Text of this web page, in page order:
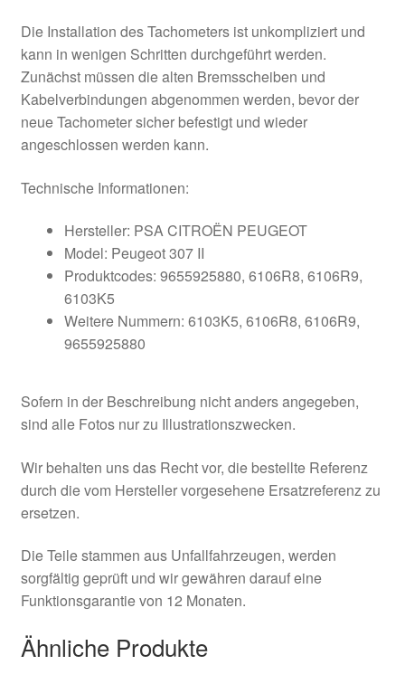
Die Installation des Tachometers ist unkompliziert und
kann in wenigen Schritten durchgeführt werden.
Zunächst müssen die alten Bremsscheiben und
Kabelverbindungen abgenommen werden, bevor der
neue Tachometer sicher befestigt und wieder
angeschlossen werden kann.
Technische Informationen:
Hersteller: PSA CITROËN PEUGEOT
Model: Peugeot 307 II
Produktcodes: 9655925880, 6106R8, 6106R9,
6103K5
Weitere Nummern: 6103K5, 6106R8, 6106R9,
9655925880
Sofern in der Beschreibung nicht anders angegeben,
sind alle Fotos nur zu Illustrationszwecken.
Wir behalten uns das Recht vor, die bestellte Referenz
durch die vom Hersteller vorgesehene Ersatzreferenz zu
ersetzen.
Die Teile stammen aus Unfallfahrzeugen, werden
sorgfältig geprüft und wir gewähren darauf eine
Funktionsgarantie von 12 Monaten.
Ähnliche Produkte